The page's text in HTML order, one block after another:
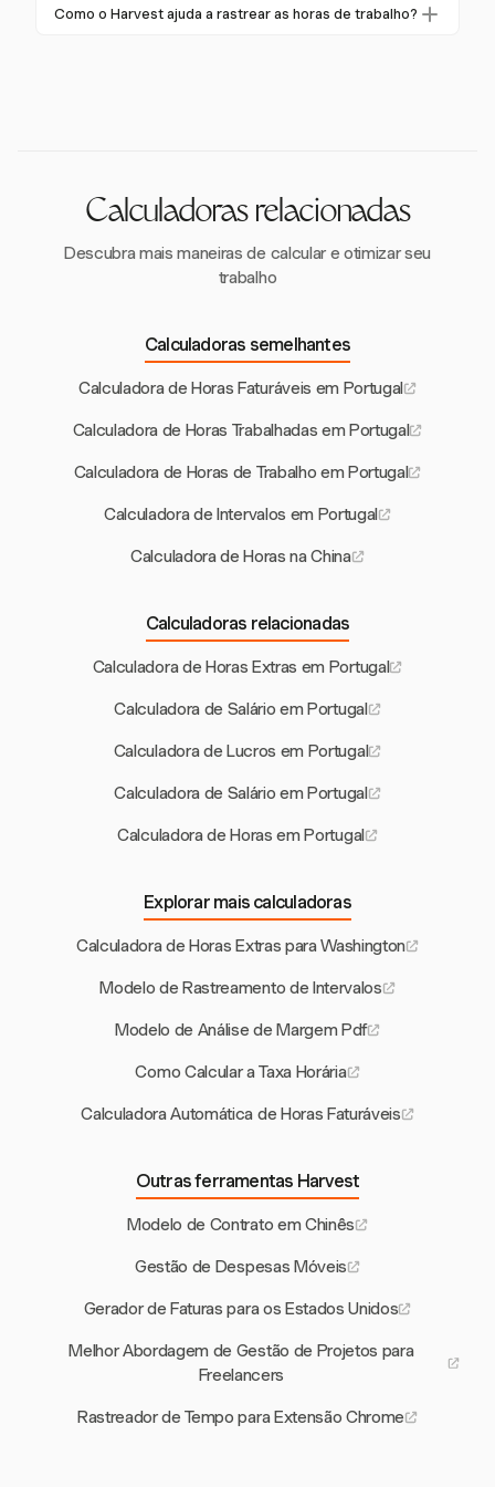
geralmente utilizáveis após 6 meses.
Sim, o Harvest integra-se com os calendários do
Como o Harvest ajuda a rastrear as horas de trabalho?
Calculadoras relacionadas
Descubra mais maneiras de calcular e otimizar seu
trabalho
Calculadoras semelhantes
Calculadora de Horas Faturáveis em Portugal
Calculadora de Horas Trabalhadas em Portugal
Calculadora de Horas de Trabalho em Portugal
Calculadora de Intervalos em Portugal
Calculadora de Horas na China
Calculadoras relacionadas
Calculadora de Horas Extras em Portugal
Calculadora de Salário em Portugal
Calculadora de Lucros em Portugal
Calculadora de Salário em Portugal
Calculadora de Horas em Portugal
Explorar mais calculadoras
Calculadora de Horas Extras para Washington
Modelo de Rastreamento de Intervalos
Modelo de Análise de Margem Pdf
Como Calcular a Taxa Horária
Calculadora Automática de Horas Faturáveis
Outras ferramentas Harvest
Modelo de Contrato em Chinês
Gestão de Despesas Móveis
Gerador de Faturas para os Estados Unidos
Melhor Abordagem de Gestão de Projetos para
Freelancers
Rastreador de Tempo para Extensão Chrome